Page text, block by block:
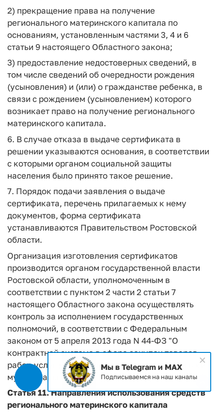
2) прекращение права на получение
регионального материнского капитала по
основаниям, установленным частями 3, 4 и 6
статьи 9 настоящего Областного закона;
3) предоставление недостоверных сведений, в
том числе сведений об очередности рождения
(усыновления) и (или) о гражданстве ребенка, в
связи с рождением (усыновлением) которого
возникает право на получение регионального
материнского капитала.
6. В случае отказа в выдаче сертификата в
решении указываются основания, в соответствии
с которыми органом социальной защиты
населения было принято такое решение.
7. Порядок подачи заявления о выдаче
сертификата, перечень прилагаемых к нему
документов, форма сертификата
устанавливаются Правительством Ростовской
области.
Организация изготовления сертификатов
производится органом государственной власти
Ростовской области, уполномоченным в
соответствии с пунктом 2 части 2 статьи 7
настоящего Областного закона осуществлять
контроль за исполнением государственных
полномочий, в соответствии с Федеральным
законом от 5 апреля 2013 года N 44-ФЗ "О
контрактной системе в сфере закупок товаров,
работ, услуг для обеспечения государственных и
муниципальных нужд".
Статья 11. Направления использования средств
регионального материнского капитала
Мы в Telegram и MAX
Подписываемся на наш каналы